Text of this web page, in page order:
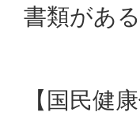
書類があ
【国民健